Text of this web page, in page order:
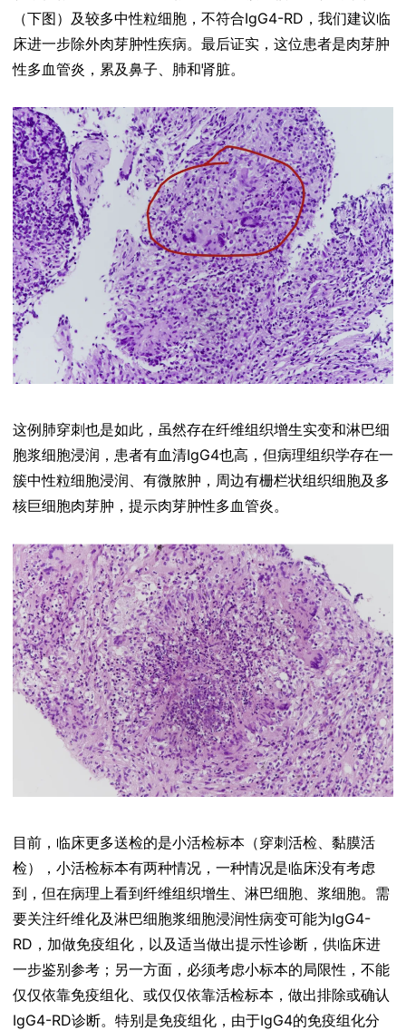
（下图）及较多中性粒细胞，不符合IgG4-RD，我们建议临
床进一步除外肉芽肿性疾病。最后证实，这位患者是肉芽肿
性多血管炎，累及鼻子、肺和肾脏。
这例肺穿刺也是如此，虽然存在纤维组织增生实变和淋巴细
胞浆细胞浸润，患者有血清IgG4也高，但病理组织学存在一
簇中性粒细胞浸润、有微脓肿，周边有栅栏状组织细胞及多
核巨细胞肉芽肿，提示肉芽肿性多血管炎。
目前，临床更多送检的是小活检标本（穿刺活检、黏膜活
检），小活检标本有两种情况，一种情况是临床没有考虑
到，但在病理上看到纤维组织增生、淋巴细胞、浆细胞。需
要关注纤维化及淋巴细胞浆细胞浸润性病变可能为IgG4-
RD，加做免疫组化，以及适当做出提示性诊断，供临床进
一步鉴别参考；另一方面，必须考虑小标本的局限性，不能
仅仅依靠免疫组化、或仅仅依靠活检标本，做出排除或确认
IgG4-RD诊断。特别是免疫组化，由于IgG4的免疫组化分